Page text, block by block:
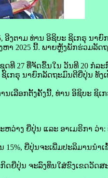
ງ​ຕາມ ​ທ່ານ ອິ​ຊິ​ບະ ຊິ​ເກ​ຣຸ ນາ
2025 ນີ້. ພາຍຫຼັງ​ພັກ​ຮ່ວມ​ລັດ
ດ​ທີ 27 ທີ່​ຈັດ​ຂຶ້ນ​ໃນ​ ວັນ​ທີ 20 ກໍລ
ເກ​ຣຸ ນາຍົກລັດຖະມົນຕີ​ຍີ່ປຸ່ນ ທັງ
ເລືອກ​ຕັ້ງ​ຄັ້ງ​ນີ້, ທ່ານ ອິ​ຊິ​ບະ ຊິ​ເ
າງ ຍີ່ປຸ່ນ ແລະ ອາ​ເມ​ຣິ​ກາ​ ວ່າ:
ຍີ່ປຸ່ນ​ຈະ​ເພີ່ມ​ປະລິມານ​ນຳ​ເ
ຍີ່ປຸ່ນ ຈະ​ລົງທຶນ​ໃສ່​ຂົງເຂດ​ວັດ​ສ